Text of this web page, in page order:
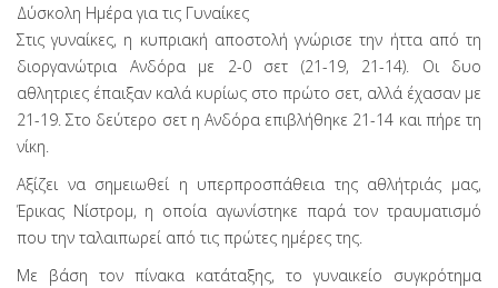
Δύσκολη Ημέρα για τις Γυναίκες
Στις γυναίκες, η κυπριακή αποστολή γνώρισε την ήττα από τη
διοργανώτρια Ανδόρα με 2-0 σετ (21-19, 21-14). Οι δυο
αθλητριες έπαιξαν καλά κυρίως στο πρώτο σετ, αλλά έχασαν με
21-19. Στο δεύτερο σετ η Ανδόρα επιβλήθηκε 21-14 και πήρε τη
νίκη.
Αξίζει να σημειωθεί η υπερπροσπάθεια της αθλήτριάς μας,
Έρικας Νίστρομ, η οποία αγωνίστηκε παρά τον τραυματισμό
που την ταλαιπωρεί από τις πρώτες ημέρες της.
Με βάση τον πίνακα κατάταξης, το γυναικείο συγκρότημα